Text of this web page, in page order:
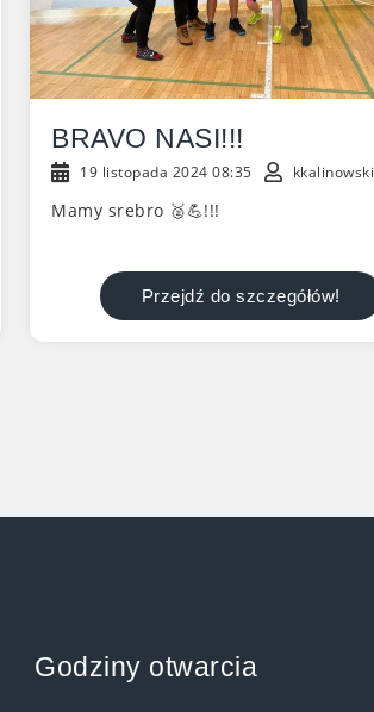
BRAVO NASI!!!
19 listopada 2024 08:35 kkalinowski
Mamy srebro 🥈💪!!!
Przejdź do szczegółów!
Godziny otwarcia